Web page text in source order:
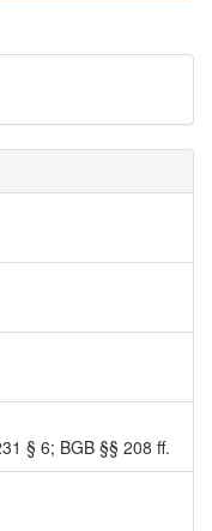
§ 6; BGB §§ 208 ff.